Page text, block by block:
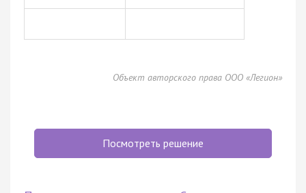
Объект авторского права ООО «Легион»
Посмотреть решение